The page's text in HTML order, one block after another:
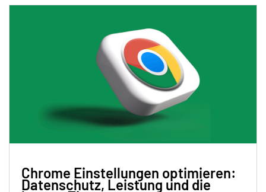
Chrome Einstellungen optimieren:
Datenschutz, Leistung und die